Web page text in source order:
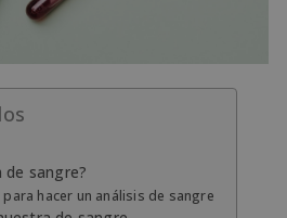
de sangre?
hacer un análisis de sangre